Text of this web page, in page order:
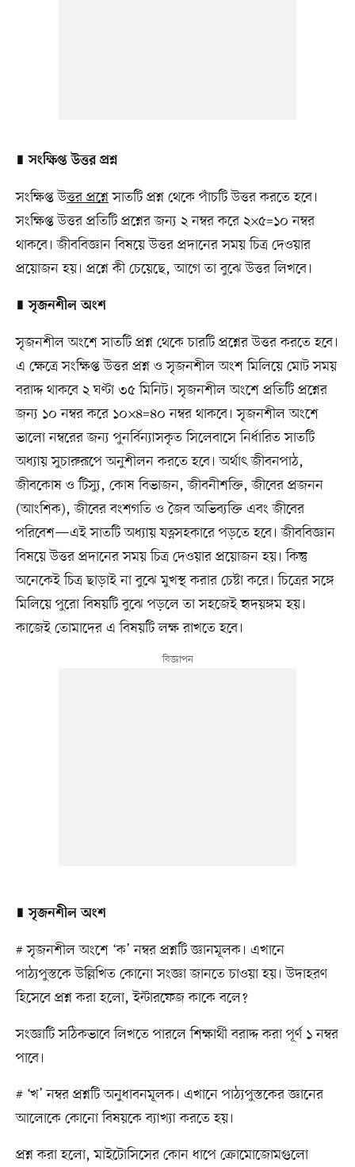
∎সংক্ষিপ্ত উত্তর প্রশ্ন
সংক্ষিপ্ত উত্তর প্রশ্নেসাতটি প্রশ্ন থেকে পাঁচটি উত্তর করতে হবে।
সংক্ষিপ্ত উত্তর প্রতিটি প্রশ্নের জন্য ২ নম্বর করে ২×৫=১০ নম্বর
থাকবে। জীববিজ্ঞান বিষয়ে উত্তর প্রদানের সময় চিত্র দেওয়ার
প্রয়োজন হয়। প্রশ্নে কী চেয়েছে, আগে তা বুঝে উত্তর লিখবে।
∎সৃজনশীল অংশ
সৃজনশীল অংশে সাতটি প্রশ্ন থেকে চারটি প্রশ্নের উত্তর করতে হবে।
এ ক্ষেত্রে সংক্ষিপ্ত উত্তর প্রশ্ন ও সৃজনশীল অংশ মিলিয়ে মোট সময়
বরাদ্দ থাকবে ২ ঘণ্টা ৩৫ মিনিট। সৃজনশীল অংশে প্রতিটি প্রশ্নের
জন্য ১০ নম্বর করে ১০×৪=৪০ নম্বর থাকবে। সৃজনশীল অংশে
ভালো নম্বরের জন্য পুনর্বিন্যাসকৃত সিলেবাসে নির্ধারিত সাতটি
অধ্যায় সুচারুরূপে অনুশীলন করতে হবে। অর্থাৎ জীবনপাঠ,
জীবকোষ ও টিস্যু, কোষ বিভাজন, জীবনীশক্তি, জীবের প্রজনন
(আংশিক), জীবের বংশগতি ও জৈব অভিব্যক্তি এবং জীবের
পরিবেশ—এই সাতটি অধ্যায় যত্নসহকারে পড়তে হবে। জীববিজ্ঞান
বিষয়ে উত্তর প্রদানের সময় চিত্র দেওয়ার প্রয়োজন হয়। কিন্তু
অনেকেই চিত্র ছাড়াই না বুঝে মুখস্থ করার চেষ্টা করে। চিত্রের সঙ্গে
মিলিয়ে পুরো বিষয়টি বুঝে পড়লে তা সহজেই হৃদয়ঙ্গম হয়।
কাজেই তোমাদের এ বিষয়টি লক্ষ রাখতে হবে।
∎সৃজনশীল অংশ
# সৃজনশীল অংশে ‘ক’ নম্বর প্রশ্নটি জ্ঞানমূলক। এখানে
পাঠ্যপুস্তকে উল্লিখিত কোনো সংজ্ঞা জানতে চাওয়া হয়। উদাহরণ
হিসেবে প্রশ্ন করা হলো, ইন্টারফেজ কাকে বলে?
সংজ্ঞাটি সঠিকভাবে লিখতে পারলে শিক্ষার্থী বরাদ্দ করা পূর্ণ ১ নম্বর
পাবে।
# ‘খ’ নম্বর প্রশ্নটি অনুধাবনমূলক। এখানে পাঠ্যপুস্তকের জ্ঞানের
আলোকে কোনো বিষয়কে ব্যাখ্যা করতে হয়।
প্রশ্ন করা হলো, মাইটোসিসের কোন ধাপে ক্রোমোজোমগুলো